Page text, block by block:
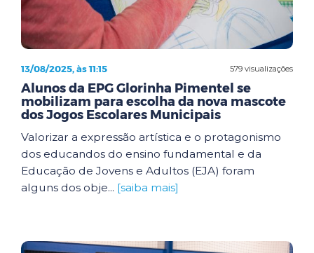
579 visualizações
13/08/2025, às 11:15
Alunos da EPG Glorinha Pimentel se
mobilizam para escolha da nova mascote
dos Jogos Escolares Municipais
Valorizar a expressão artística e o protagonismo
dos educandos do ensino fundamental e da
Educação de Jovens e Adultos (EJA) foram
alguns dos obje... [saiba mais]